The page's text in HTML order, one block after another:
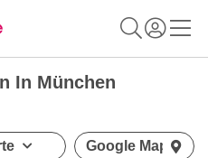
In München
Google Maps